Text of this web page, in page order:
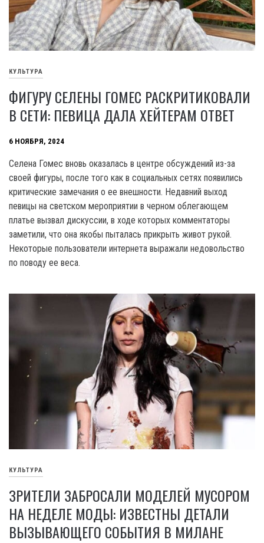
КУЛЬТУРА
ФИГУРУ СЕЛЕНЫ ГОМЕС РАСКРИТИКОВАЛИ
В СЕТИ: ПЕВИЦА ДАЛА ХЕЙТЕРАМ ОТВЕТ
6 НОЯБРЯ, 2024
Селена Гомес вновь оказалась в центре обсуждений из-за
своей фигуры, после того как в социальных сетях появились
критические замечания о ее внешности. Недавний выход
певицы на светском мероприятии в черном облегающем
платье вызвал дискуссии, в ходе которых комментаторы
заметили, что она якобы пыталась прикрыть живот рукой.
Некоторые пользователи интернета выражали недовольство
по поводу ее веса.
КУЛЬТУРА
ЗРИТЕЛИ ЗАБРОСАЛИ МОДЕЛЕЙ МУСОРОМ
НА НЕДЕЛЕ МОДЫ: ИЗВЕСТНЫ ДЕТАЛИ
ВЫЗЫВАЮЩЕГО СОБЫТИЯ В МИЛАНЕ